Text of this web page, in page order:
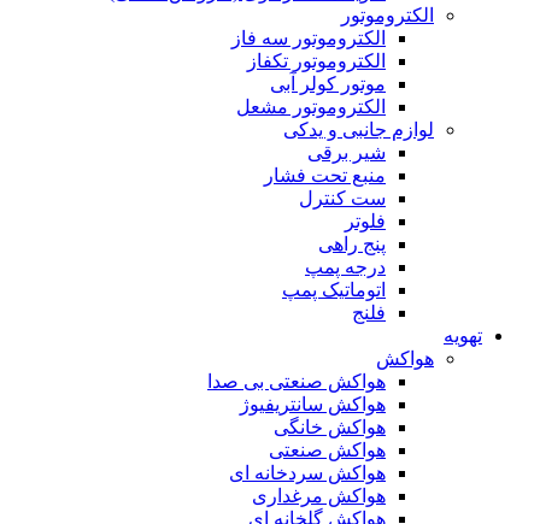
الکتروموتور
الکتروموتور سه فاز
الکتروموتور تکفاز
موتور کولر آبی
الکتروموتور مشعل
لوازم جانبی و یدکی
شیر برقی
منبع تحت فشار
ست کنترل
فلوتر
پنج راهی
درجه پمپ
اتوماتیک پمپ
فلنج
تهویه
هواکش
هواکش صنعتی بی صدا
هواکش سانتریفیوژ
هواکش خانگی
هواکش صنعتی
هواکش سردخانه ای
هواکش مرغداری
هواکش گلخانه ای